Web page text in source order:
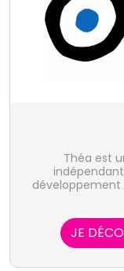
Théa est
JE